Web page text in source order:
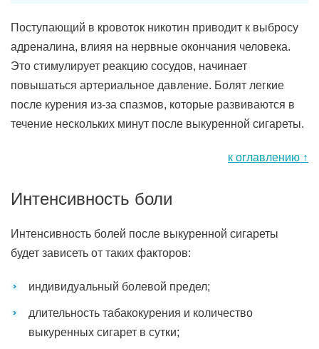
Поступающий в кровоток никотин приводит к выбросу
адреналина, влияя на нервные окончания человека.
Это стимулирует реакцию сосудов, начинает
повышаться артериальное давление. Болят легкие
после курения из-за спазмов, которые развиваются в
течение нескольких минут после выкуренной сигареты.
к оглавлению ↑
Интенсивность боли
Интенсивность болей после выкуренной сигареты
будет зависеть от таких факторов:
индивидуальный болевой предел;
длительность табакокурения и количество
выкуренных сигарет в сутки;